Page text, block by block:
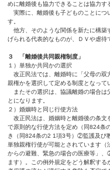
めに離婚後も協力できることは協力す
実際に、離婚後も子どものことにつ
す。
他方、そのような関係を新たに構築
げられる代表的なものが、ＤＶや虐待
３ 「離婚後共同親権制度」
１）単独か共同かの選択
改正民法では、離婚時に「父母の双
親権かを選択して定める制度となって
またその選択は、協議離婚の場合は
とになります。
２）婚姻時と同じ行使方法
改正民法は、婚姻時と離婚後の条文
で原則的な行使方法を定め（同824条
き（同824条の2 1項3号）②監護及び
単独親権行使が可能とされています
からの避難、緊急の場合の医療等」
ます）。この例外規定をどう解釈す